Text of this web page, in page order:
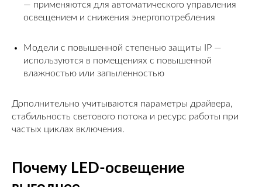
— применяются для автоматического управления
освещением и снижения энергопотребления
Модели с повышенной степенью защиты IP —
используются в помещениях с повышенной
влажностью или запыленностью
Дополнительно учитываются параметры драйвера,
стабильность светового потока и ресурс работы при
частых циклах включения.
Почему LED-освещение